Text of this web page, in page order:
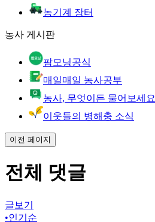
농기계 장터
농사 게시판
팜모닝공식
매일매일 농사공부
농사, 무엇이든 물어보세요
이웃들의 병해충 소식
이전 페이지
전체 댓글
글보기
•인기순